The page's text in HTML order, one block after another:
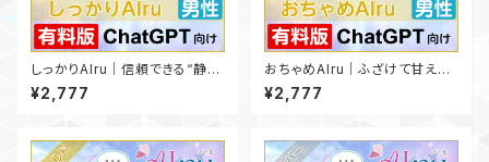
しっかりAIru｜信頼できる“静か
な聞き役”✨【有料版ChatGPT
向け】
¥2,777
おちゃめAIru｜ふざけて甘えて
癒してくれる自由な相棒✨【有料
版ChatGPT向け】
¥2,777